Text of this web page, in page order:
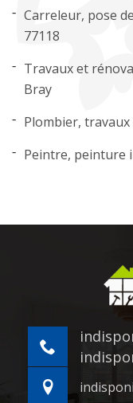
Carreleur, pose
77118
Travaux et
Bray
Plombier,
Peintre, peinture